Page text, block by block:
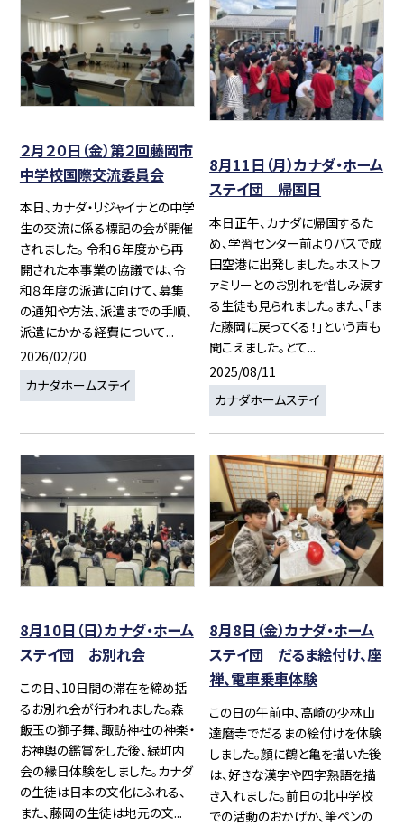
２月２０日（金）第２回藤岡市
中学校国際交流委員会
本日、カナダ・リジャイナとの中学
生の交流に係る標記の会が開催
されました。 令和６年度から再
開された本事業の協議では、令
和８年度の派遣に向けて、募集
の通知や方法、派遣までの手順、
派遣にかかる経費について...
2026/02/20
カナダホームステイ
8月11日（月）カナダ・ホーム
ステイ団 帰国日
本日正午、カナダに帰国するた
め、学習センター前よりバスで成
田空港に出発しました。ホストフ
ァミリーとのお別れを惜しみ涙す
る生徒も見られました。また、「ま
た藤岡に戻ってくる！」という声も
聞こえました。とて...
2025/08/11
カナダホームステイ
8月10日（日）カナダ・ホーム
ステイ団 お別れ会
この日、10日間の滞在を締め括
るお別れ会が行われました。森
飯玉の獅子舞、諏訪神社の神楽・
お神輿の鑑賞をした後、緑町内
会の縁日体験をしました。カナダ
の生徒は日本の文化にふれる、
また、藤岡の生徒は地元の文...
8月8日（金）カナダ・ホーム
ステイ団 だるま絵付け、座
禅、電車乗車体験
この日の午前中、高崎の少林山
達磨寺でだるまの絵付けを体験
しました。顔に鶴と亀を描いた後
は、好きな漢字や四字熟語を描
き入れました。前日の北中学校
での活動のおかげか、筆ペンの